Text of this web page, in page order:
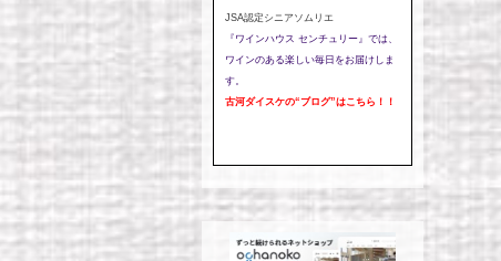
JSA認定シニアソムリエ
『ワインハウス センチュリー』では、
ワインのある楽しい毎日をお届けしま
す。
古河ダイスケの“ブログ”はこちら！！